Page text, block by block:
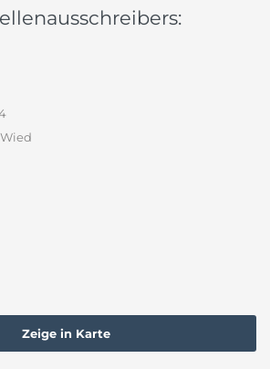
Zeige in Karte